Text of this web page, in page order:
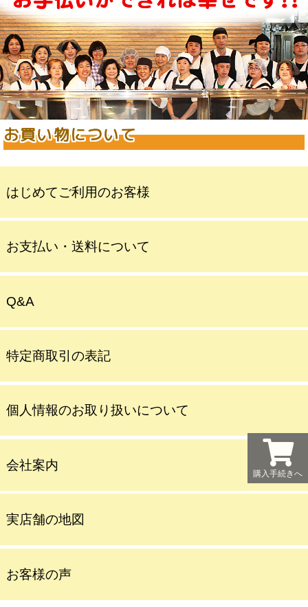
お買い物について
はじめてご利用のお客様
お支払い・送料について
Q&A
特定商取引の表記
個人情報のお取り扱いについて
会社案内
実店舗の地図
お客様の声
購入手続きへ